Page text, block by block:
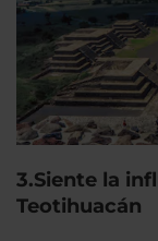
3.Siente la
Teotihuacán